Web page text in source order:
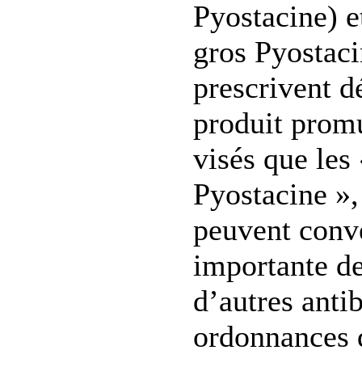
Pyostacine)
gros
prescrivent
produit
visés que
Pyostacine
peuvent
importante
d’autres
ordonnances